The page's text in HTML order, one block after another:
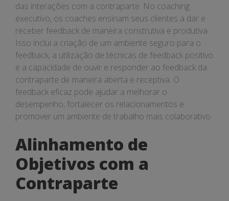
das interações com a contraparte. No coaching
executivo, os coaches ensinam seus clientes a dar e
receber feedback de maneira construtiva e produtiva.
Isso inclui a criação de um ambiente seguro para o
feedback, a utilização de técnicas de feedback positivo
e a capacidade de ouvir e responder ao feedback da
contraparte de maneira aberta e receptiva. O
feedback eficaz pode ajudar a melhorar o
desempenho, fortalecer os relacionamentos e
promover um ambiente de trabalho mais colaborativo.
Alinhamento de
Objetivos com a
Contraparte